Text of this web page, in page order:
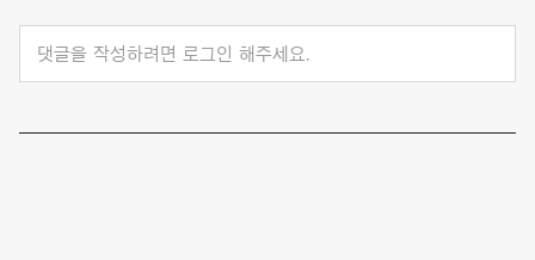
댓글을 작성하려면 로그인 해주세요.